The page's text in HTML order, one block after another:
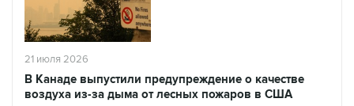
21 июля 2026
В Канаде выпустили предупреждение о качестве
воздуха из-за дыма от лесных пожаров в США